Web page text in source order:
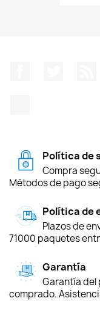
Política de
Compra
Métodos de pago
Política de
Plazos de
71000 paquetes
Garantía
Garantía del
comprado.